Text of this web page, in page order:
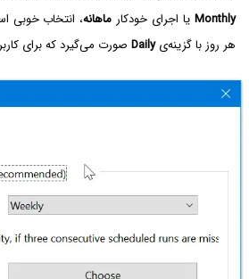
Monthlyیا اجرای خودکار ماهانه، انتخاب خوبی
هر روز با گزینه‌یDaily صورت می‌گیرد که برای